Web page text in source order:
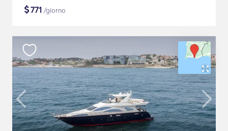
$771 /giorno